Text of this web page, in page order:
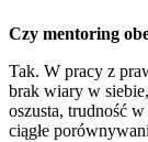
Czy mentoring
Tak. W pracy z
brak wiary w
oszusta, trudność
ciągłe